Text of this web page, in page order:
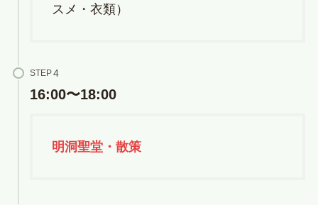
スメ・衣類）
STEP
16:00〜18:00
明洞聖堂・散策